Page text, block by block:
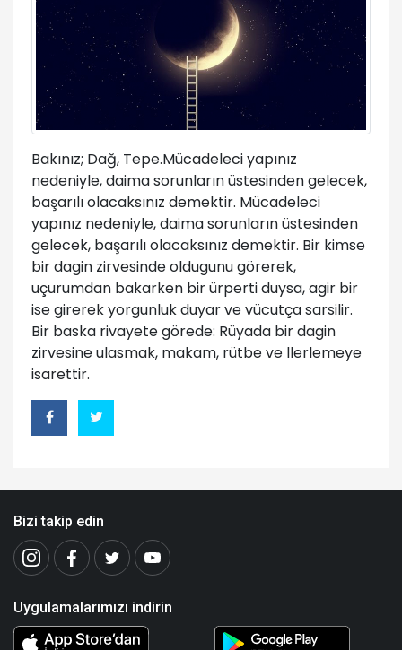
Bakınız; Dağ, Tepe.Mücadeleci yapınız
nedeniyle, daima sorunların üstesinden gelecek,
başarılı olacaksınız demektir. Mücadeleci
yapınız nedeniyle, daima sorunların üstesinden
gelecek, başarılı olacaksınız demektir. Bir kimse
bir dagin zirvesinde oldugunu görerek,
uçurumdan bakarken bir ürperti duysa, agir bir
ise girerek yorgunluk duyar ve vücutça sarsilir.
Bir baska rivayete görede: Rüyada bir dagin
zirvesine ulasmak, makam, rütbe ve llerlemeye
isarettir.
Bizi takip edin
Uygulamalarımızı indirin